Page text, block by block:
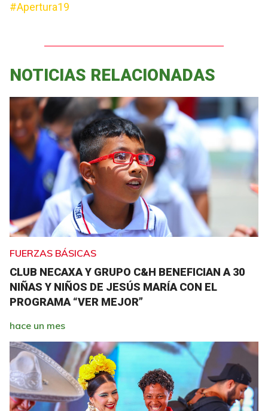
#Apertura19
NOTICIAS RELACIONADAS
FUERZAS BÁSICAS
CLUB NECAXA Y GRUPO C&H BENEFICIAN A 30
NIÑAS Y NIÑOS DE JESÚS MARÍA CON EL
PROGRAMA “VER MEJOR”
hace un mes